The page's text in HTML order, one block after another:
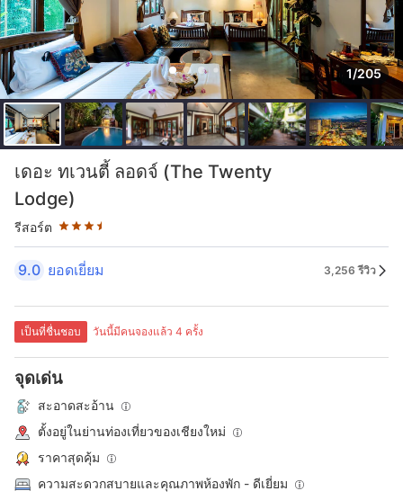
1/205
เดอะ ทเวนตี้ ลอดจ์ (The Twenty
Lodge)
รีสอร์ต
ระดับดาว: 3.5 ดาว
9.0 ยอดเยี่ยม 3,256 รีวิว
เป็นที่ชื่นชอบ วันนี้มีคนจองแล้ว 4 ครั้ง
จุดเด่น
สะอาดสะอ้าน
ตั้งอยู่ในย่านท่องเที่ยวของเชียงใหม่
ราคาสุดคุ้ม
ความสะดวกสบายและคุณภาพห้องพัก - ดีเยี่ยม